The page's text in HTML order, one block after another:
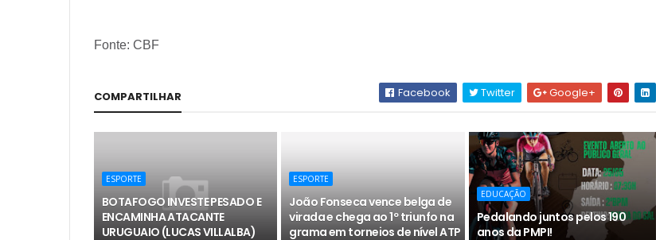
Fonte: CBF
COMPARTILHAR Facebook Twitter Google+
ESPORTE
BOTAFOGO INVESTE PESADO E
ENCAMINHA ATACANTE
URUGUAIO (LUCAS VILLALBA)
ESPORTE
João Fonseca vence belga de
virada e chega ao 1º triunfo na
grama em torneios de nível ATP
EDUCAÇÃO
Pedalando juntos pelos 190
anos da PMPI!